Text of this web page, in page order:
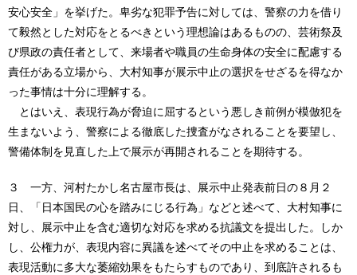
安心安全」を挙げた。卑劣な犯罪予告に対しては、警察の力を借り
て毅然とした対応をとるべきという理想論はあるものの、芸術祭及
び県政の責任者として、来場者や職員の生命身体の安全に配慮する
責任がある立場から、大村知事が展示中止の選択をせざるを得なか
った事情は十分に理解する。
とはいえ、表現行為が脅迫に屈するという悪しき前例が模倣犯を
生まないよう、警察による徹底した捜査がなされることを要望し、
警備体制を見直した上で展示が再開されることを期待する。
３ 一方、河村たかし名古屋市長は、展示中止発表前日の８月２
日、「日本国民の心を踏みにじる行為」などと述べて、大村知事に
対し、展示中止を含む適切な対応を求める抗議文を提出した。しか
し、公権力が、表現内容に異議を述べてその中止を求めることは、
表現活動に多大な萎縮効果をもたらすものであり、到底許されるも